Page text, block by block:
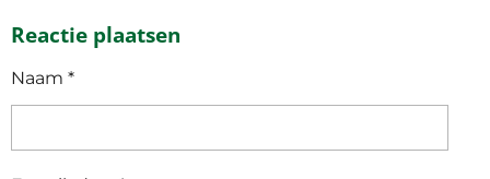
E
L
R
E
Reactie plaatsen
Naam *